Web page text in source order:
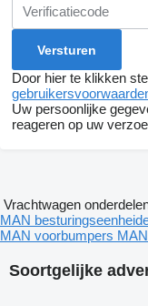
Door hier te klikken
Uw persoonlijke
reageren op uw
Soortgelijke
Vrachtwagen
MAN
MAN voorbumpers